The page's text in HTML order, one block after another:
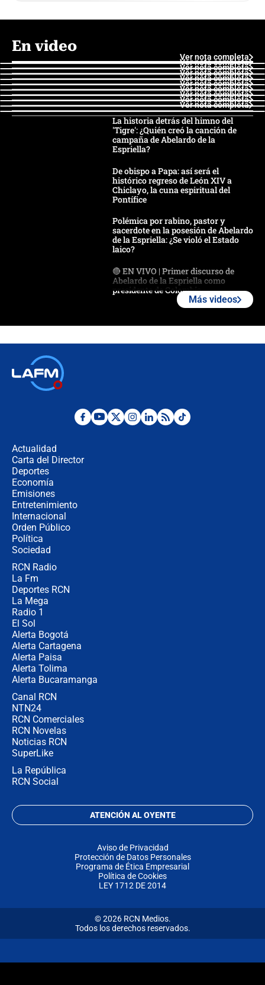
En video
Ver nota completa
Ver nota completa
Ver nota completa
Ver nota completa
Ver nota completa
Ver nota completa
Ver nota completa
Ver nota completa
Ver nota completa
Ver nota completa
La historia detrás del himno del
'Tigre': ¿Quién creó la canción de
campaña de Abelardo de la
Espriella?
De obispo a Papa: así será el
histórico regreso de León XIV a
Chiclayo, la cuna espiritual del
Pontífice
Polémica por rabino, pastor y
sacerdote en la posesión de Abelardo
de la Espriella: ¿Se violó el Estado
laico?
🔴 EN VIVO | Primer discurso de
Abelardo de la Espriella como
presidente de Colombia
Desde dermatitis hasta infecciones:
Más videos
Actualidad
Carta del Director
Deportes
Economía
Emisiones
Entretenimiento
Internacional
Orden Público
Política
Sociedad
RCN Radio
La Fm
Deportes RCN
La Mega
Radio 1
El Sol
Alerta Bogotá
Alerta Cartagena
Alerta Paisa
Alerta Tolima
Alerta Bucaramanga
Canal RCN
NTN24
RCN Comerciales
RCN Novelas
Noticias RCN
SuperLike
La República
RCN Social
ATENCIÓN AL OYENTE
Aviso de Privacidad
Protección de Datos Personales
Programa de Ética Empresarial
Política de Cookies
LEY 1712 DE 2014
© 2026 RCN Medios.
Todos los derechos reservados.